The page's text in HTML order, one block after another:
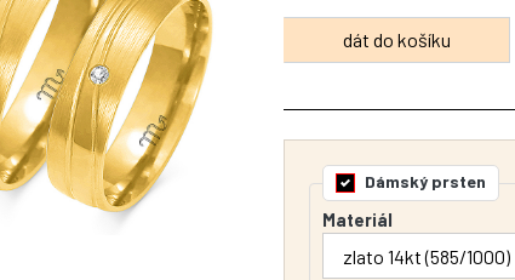
Dámský prsten
Materiál